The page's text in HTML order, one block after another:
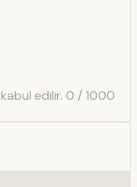
edilir. 0 / 1000